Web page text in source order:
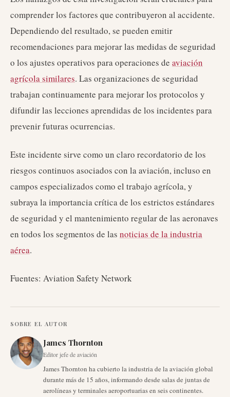
comprender los factores que contribuyeron al accidente.
Dependiendo del resultado, se pueden emitir
recomendaciones para mejorar las medidas de seguridad
o los ajustes operativos para operaciones de aviación
agrícola similares. Las organizaciones de seguridad
trabajan continuamente para mejorar los protocolos y
difundir las lecciones aprendidas de los incidentes para
prevenir futuras ocurrencias.
Este incidente sirve como un claro recordatorio de los
riesgos continuos asociados con la aviación, incluso en
campos especializados como el trabajo agrícola, y
subraya la importancia crítica de los estrictos estándares
de seguridad y el mantenimiento regular de las aeronaves
en todos los segmentos de las noticias de la industria
aérea.
Fuentes: Aviation Safety Network
SOBRE EL AUTOR
James Thornton
Editor jefe de aviación
James Thornton ha cubierto la industria de la aviación global
durante más de 15 años, informando desde salas de juntas de
aerolíneas y terminales aeroportuarias en seis continentes.